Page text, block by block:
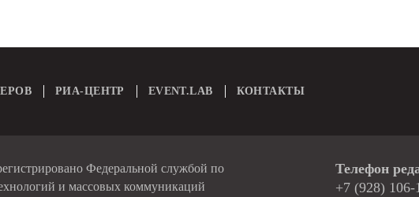
РИА-ЦЕНТР EVENT.LAB КОНТАКТЫ
Федеральной службой по
и массовых коммуникаций
Телефон
+7 (928) 106-